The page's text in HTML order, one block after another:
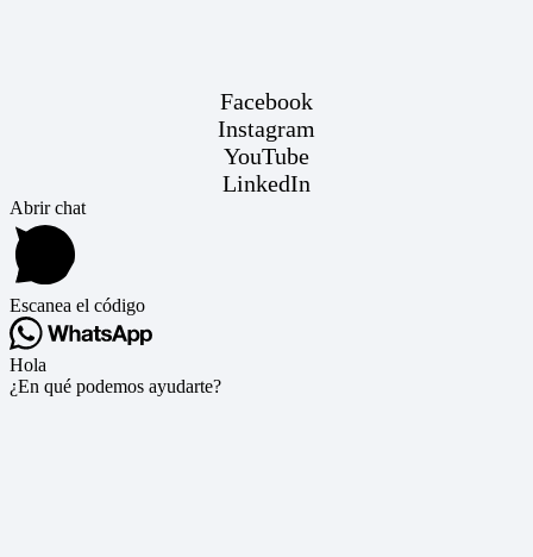
Facebook
Instagram
YouTube
LinkedIn
Abrir chat
Escanea el código
Hola
¿En qué podemos ayudarte?